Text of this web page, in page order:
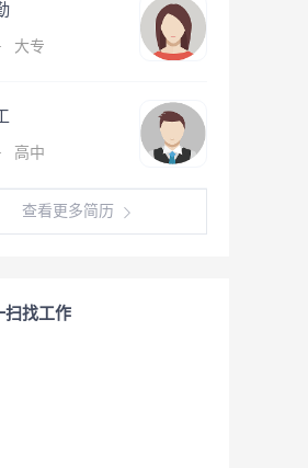
· 大专
· 高中
查看更多简历
扫找工作